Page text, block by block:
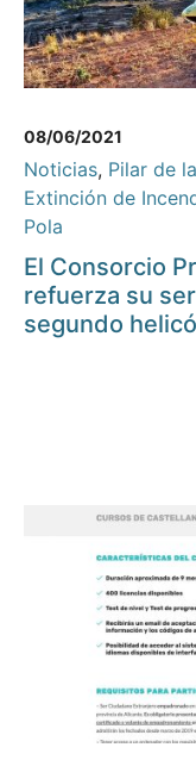
08/06/2021
Noticias, Pilar de
Extinción de
Pola
El Consorcio
refuerza su
segundo